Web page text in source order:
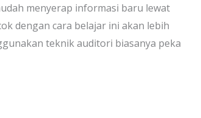
menyerap informasi baru lewat
dengan cara belajar ini akan lebih
teknik auditori biasanya peka